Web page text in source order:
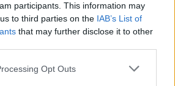
participants. This information may
to third parties on the IAB’s List of
that may further disclose it to other
Opt Outs